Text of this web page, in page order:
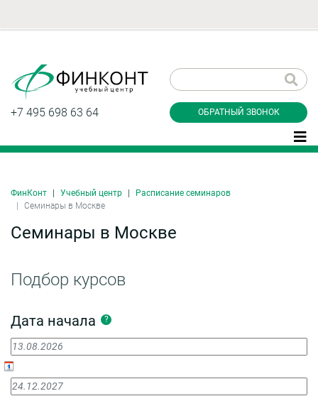
+7 495 698 63 64 ОБРАТНЫЙ ЗВОНОК
ФинКонт Учебный центр
Расписание семинаров
Семинары в Москве
Семинары в Москве
Подбор курсов
Дата начала ?
звонок
Даю согласие на обработку персональных
данные и соглашаюсь с
конфиденциальности
Заказать